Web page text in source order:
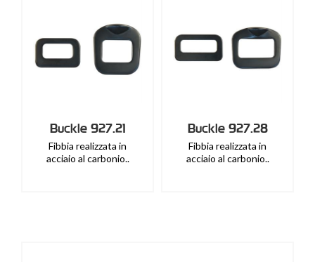
Buckle 927.21
Fibbia realizzata in
acciaio al carbonio..
Buckle 927.28
Fibbia realizzata in
acciaio al carbonio..